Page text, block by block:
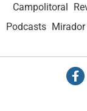
Campolitoral
Podcasts